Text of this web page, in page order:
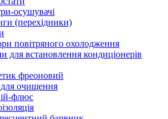
осушувачі
(перехідники)
повітряного охолодження
для встановлення кондиціонерів
фреоновий
для очищення
флюс